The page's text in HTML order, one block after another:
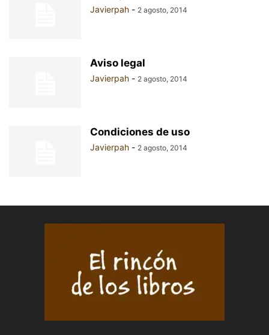
Javierpah - 2 agosto, 2014
Aviso legal
Javierpah - 2 agosto, 2014
Condiciones de uso
Javierpah - 2 agosto, 2014